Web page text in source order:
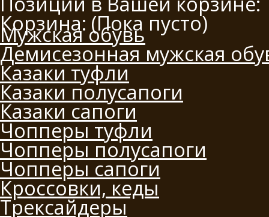
Корзина: (Пока пусто)
Мужская обувь
Демисезонная мужская
Казаки туфли
Казаки полусапоги
Казаки сапоги
Чопперы туфли
Чопперы полусапоги
Чопперы сапоги
Кроссовки, кеды
Трексайдеры